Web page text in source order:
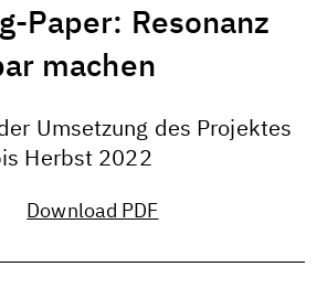
Paper: Resonanz
machen
Umsetzung des Projektes
Herbst 2022
Download PDF